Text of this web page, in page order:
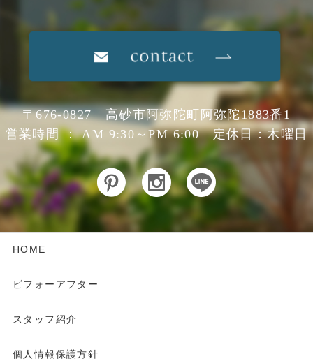
〒676-0827 高砂市阿弥陀町阿弥陀1883番1
営業時間 ： AM 9:30～PM 6:00 定休日：木曜日
HOME
ビフォーアフター
スタッフ紹介
個人情報保護方針